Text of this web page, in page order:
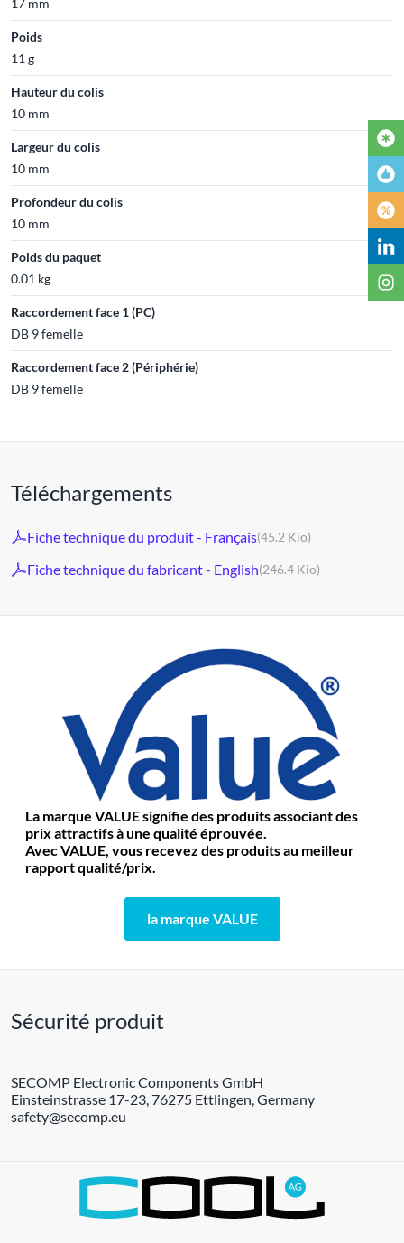
Poids
11 g
Hauteur du colis
10 mm
Largeur du colis
10 mm
Profondeur du colis
10 mm
Poids du paquet
0.01 kg
Raccordement face 1 (PC)
DB 9 femelle
Raccordement face 2 (Périphérie)
DB 9 femelle
Téléchargements
Fiche technique du produit - Français(45.2 Kio)
Fiche technique du fabricant - English(246.4 Kio)
La marque VALUE signifie des produits associant des
prix attractifs à une qualité éprouvée.
Avec VALUE, vous recevez des produits au meilleur
rapport qualité/prix.
la marque VALUE
Sécurité produit
SECOMP Electronic Components GmbH
Einsteinstrasse 17-23, 76275 Ettlingen, Germany
safety@secomp.eu